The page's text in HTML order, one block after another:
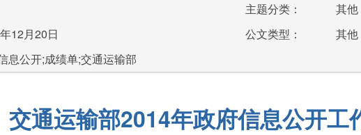
12月20日
息公开;成绩单;交通运输部
主题分类：
其他
公文类型：
其他
交通运输部2014年政府信息公开工